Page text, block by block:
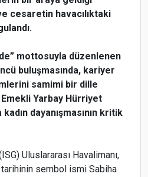
cesaretin havacılıktaki
mottosuyla düzenlenen
buluşmasında, kariyer
samimi bir dille
Yarbay Hürriyet
dayanışmasının kritik
Uluslararası Havalimanı,
tarihinin sembol ismi Sabiha